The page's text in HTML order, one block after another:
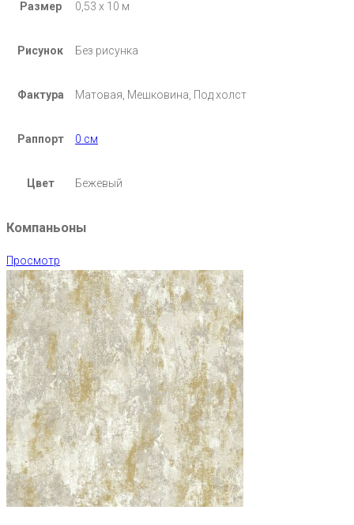
Размер 0,53 х 10 м
Рисунок Без рисунка
Фактура Матовая, Мешковина, Под холст
Раппорт 0 см
Цвет Бежевый
Компаньоны
Просмотр